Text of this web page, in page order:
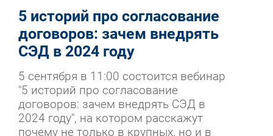
5 историй про согласование
договоров: зачем внедрять
СЭД в 2024 году
5 сентября в 11:00 состоится вебинар
"5 историй про согласование
договоров: зачем внедрять СЭД в
2024 году", на котором расскажут
почему не только в крупных, но и в